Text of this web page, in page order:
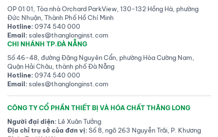
OP 01 01, Tòa nhà Orchard ParkView, 130-132 Hồng Hà, phường
Đức Nhuận, Thành Phố Hồ Chí Minh
Hotline:0974 540 000
Email:sales@thanglonginst.com
CHI NHÁNH TP.ĐÀ NẴNG
Số 46-48, đường Đặng Nguyên Cẩn, phường Hòa Cường Nam,
Quận Hải Châu, thành phố Đà Nẵng
Hotline:0974 540 000
Email:sales@thanglonginst.com
CÔNG TY CỔ PHẦN THIẾT BỊ VÀ HÓA CHẤT THĂNG LONG
Người đại diện: Lê Xuân Tưởng
Địa chỉ trụ sở của đơn vị:Số 8, ngõ 263 Nguyễn Trãi, P. Khương